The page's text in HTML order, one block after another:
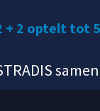
+ 2 optelt tot 5